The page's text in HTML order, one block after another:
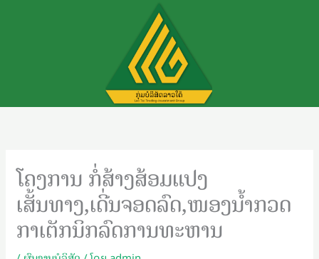
ໂຄງການ ກໍ່ສ້າງສ້ອມແປງ
ເສັ້ນທາງ,ເດີ່ນຈອດລົດ,ໜອງນ້ຳກວດ
ກາເຕັກນິກລົດການທະຫານ